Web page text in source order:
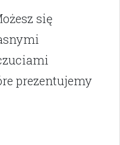
się
prezentujemy